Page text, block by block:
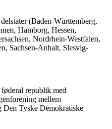
(Baden-Württemberg,
Hamborg, Hessen,
Nordrhein-Westfalen,
Sachsen-Anhalt, Slesvig-
republik med
mellem
Den Tyske Demokratiske